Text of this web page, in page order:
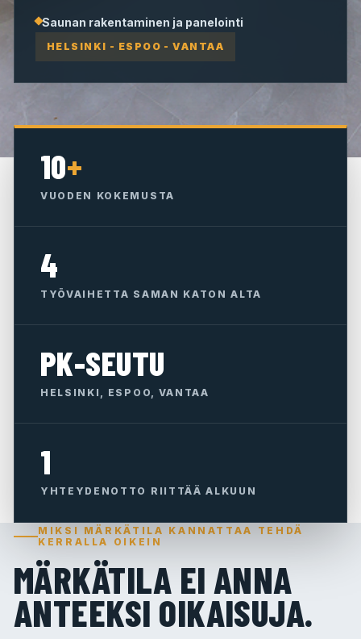
Saunan rakentaminen ja panelointi
HELSINKI - ESPOO - VANTAA
10+
VUODEN KOKEMUSTA
4
TYÖVAIHETTA SAMAN KATON ALTA
PK-SEUTU
HELSINKI, ESPOO, VANTAA
1
YHTEYDENOTTO RIITTÄÄ ALKUUN
MIKSI MÄRKÄTILA KANNATTAA TEHDÄ
KERRALLA OIKEIN
MÄRKÄTILA EI ANNA
ANTEEKSI OIKAISUJA.